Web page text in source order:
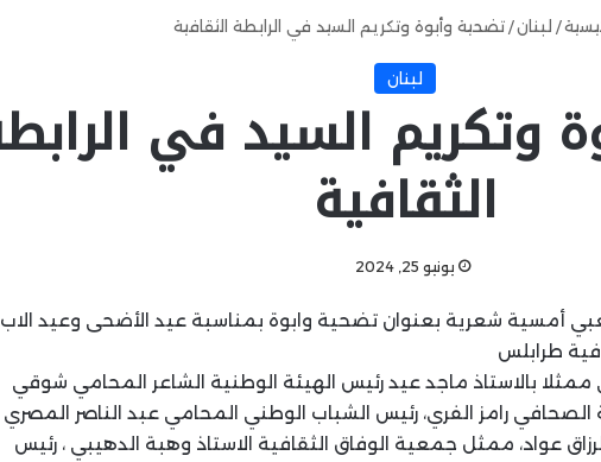
/ لبنان/تضحية وأبوة وتكريم السيد في الرابطة الثقافية
لبنان
وتكريم السيد في
الثقافية
يونيو 25, 2024
أمسية شعرية بعنوان تضحية وابوة بمناسبة عيد الأضحى وعيد
طرابلس
ممثلا بالاستاذ ماجد عيد رئيس الهيئة الوطنية الشاعر المحامي شوقي
الصحافي رامز الفري، رئيس الشباب الوطني المحامي عبد الناصر المصري
عواد، ممثل جمعية الوفاق الثقافية الاستاذ وهبة الدهيبي ، رئيس